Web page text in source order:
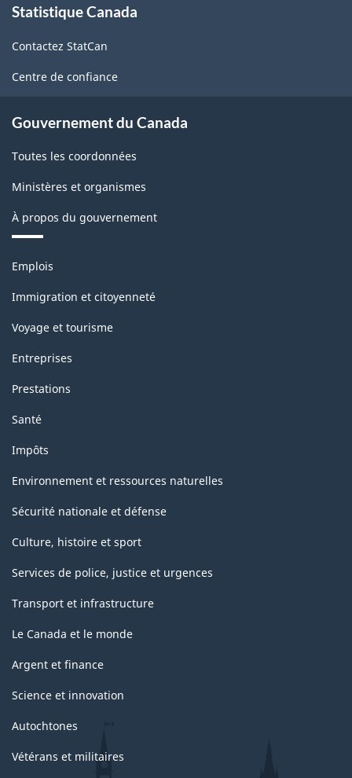
propos
ce
site
Statistique Canada
Contactez StatCan
Centre de confiance
Gouvernement du Canada
Toutes les coordonnées
Ministères et organismes
À propos du gouvernement
Thèmes
sujets
Emplois
Immigration et citoyenneté
Voyage et tourisme
Entreprises
Prestations
Santé
Impôts
Environnement et ressources naturelles
Sécurité nationale et défense
Culture, histoire et sport
Services de police, justice et urgences
Transport et infrastructure
Le Canada et le monde
Argent et finance
Science et innovation
Autochtones
Vétérans et militaires